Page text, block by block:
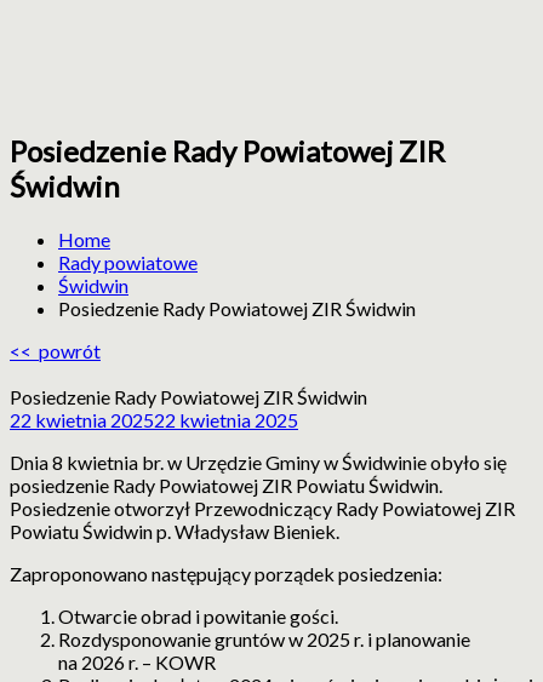
ZIR
Zachodniopomorska
Izba
Rolnicza
Posiedzenie Rady Powiatowej ZIR
Świdwin
Home
Rady powiatowe
Świdwin
Posiedzenie Rady Powiatowej ZIR Świdwin
<< powrót
Posiedzenie Rady Powiatowej ZIR Świdwin
22 kwietnia 202522 kwietnia 2025
Dnia 8 kwietnia br. w Urzędzie Gminy w Świdwinie obyło się
posiedzenie Rady Powiatowej ZIR Powiatu Świdwin.
Posiedzenie otworzył Przewodniczący Rady Powiatowej ZIR
Powiatu Świdwin p. Władysław Bieniek.
Zaproponowano następujący porządek posiedzenia:
Otwarcie obrad i powitanie gości.
Rozdysponowanie gruntów w 2025 r. i planowanie
na 2026 r. – KOWR